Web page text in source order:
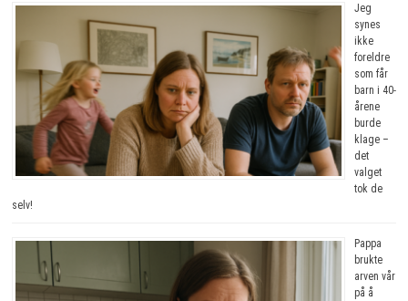
Jeg
synes
ikke
foreldre
som får
barn i 40-
årene
burde
klage –
det
valget
tok de
selv!
Pappa
brukte
arven vår
på å